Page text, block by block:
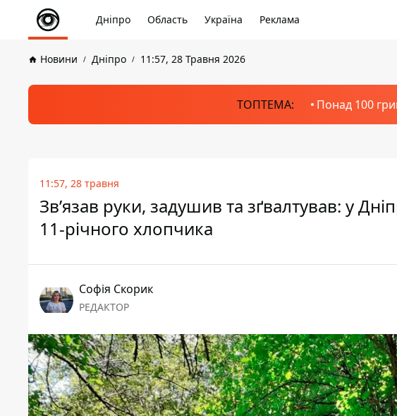
Дніпро Область Україна Реклама
Новини Дніпро 11:57, 28 Травня 2026
ТОПТЕМА: Понад 100
11:57, 28 травня
Зв’язав руки, задушив та зґвалтував: у
11-річного хлопчика
Софія Скорик
РЕДАКТОР